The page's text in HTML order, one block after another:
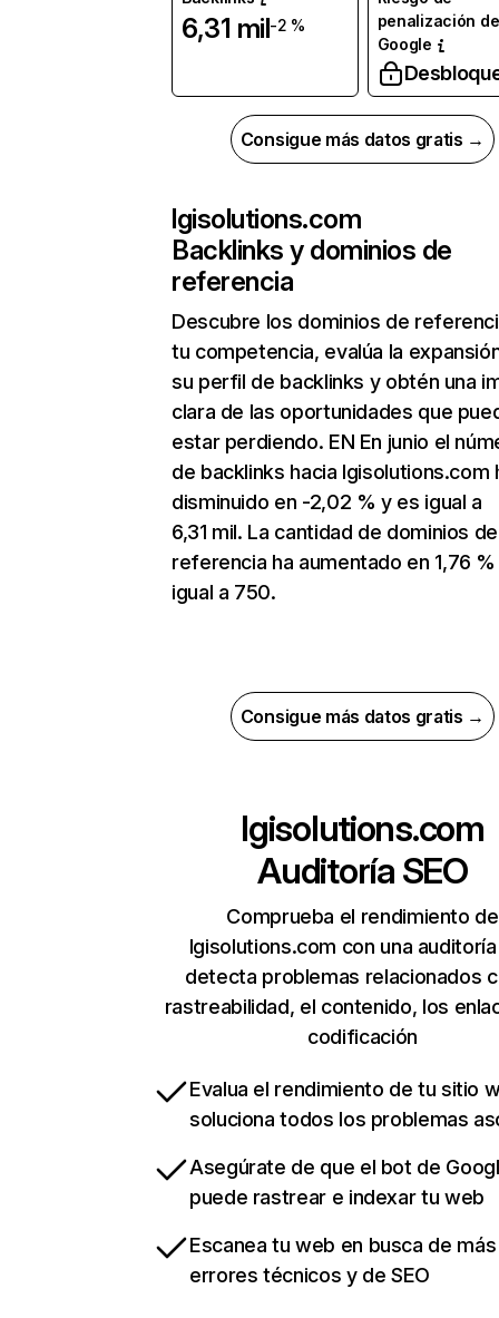
6,31 mil-2 %
penalización de
Google
Consigue más datos gratis →
lgisolutions.com
Backlinks y dominios de
referencia
Descubre los dominios de
tu competencia, evalúa la
su perfil de backlinks y obtén una
clara de las oportunidades que
estar perdiendo. EN En junio el
de backlinks hacia lgisolutions.com
disminuido en -2,02 % y es igual a
6,31 mil. La cantidad de dominios de
referencia ha aumentado en 1,76
igual a 750.
Consigue más datos gratis →
lgisolutions.com
Auditoría SEO
Comprueba el rendimiento de
lgisolutions.com con una
detecta problemas relacionados
rastreabilidad, el contenido, los
codificación
Evalua el rendimiento de tu sitio
soluciona todos los problemas
Asegúrate de que el bot de
puede rastrear e indexar tu web
Escanea tu web en busca de
errores técnicos y de SEO